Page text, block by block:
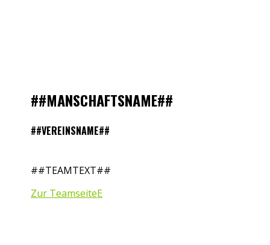
##MANSCHAFTSNAME##
##VEREINSNAME##
##TEAMTEXT##
Zur Teamseite